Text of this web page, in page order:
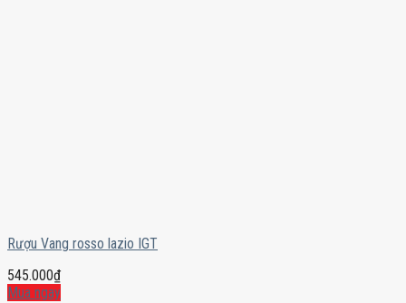
Rượu Vang rosso lazio IGT
545.000₫
Mua ngay